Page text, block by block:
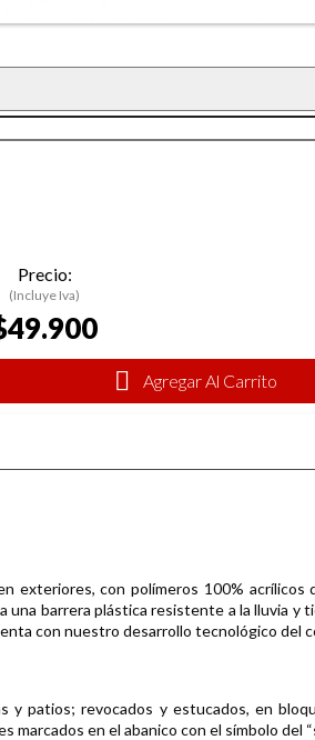
Precio:
(Incluye Iva)
Agregar Al Carrito
exteriores, con polímeros 100% acrílicos
barrera plástica resistente a la lluvia y
con nuestro desarrollo tecnológico del
patios; revocados y estucados, en
marcados en el abanico con el símbolo